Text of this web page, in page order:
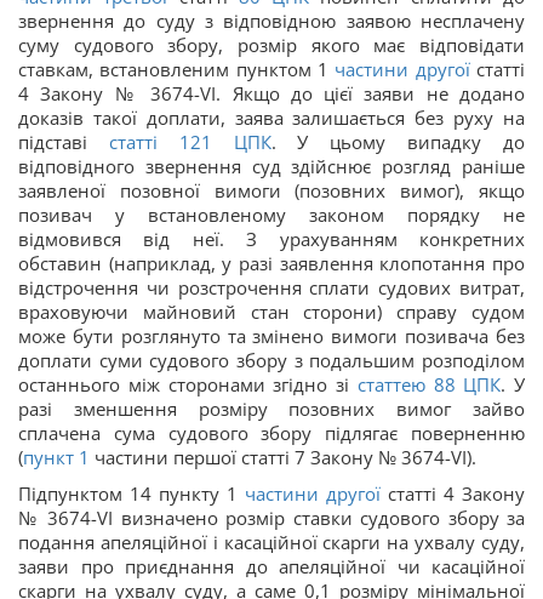
звернення до суду з відповідною заявою несплачену
суму судового збору, розмір якого має відповідати
ставкам, встановленим пунктом 1 частини другоїстатті
4 Закону № 3674-VI. Якщо до цієї заяви не додано
доказів такої доплати, заява залишається без руху на
підставі статті 121 ЦПК. У цьому випадку до
відповідного звернення суд здійснює розгляд раніше
заявленої позовної вимоги (позовних вимог), якщо
позивач у встановленому законом порядку не
відмовився від неї. З урахуванням конкретних
обставин (наприклад, у разі заявлення клопотання про
відстрочення чи розстрочення сплати судових витрат,
враховуючи майновий стан сторони) справу судом
може бути розглянуто та змінено вимоги позивача без
доплати суми судового збору з подальшим розподілом
останнього між сторонами згідно зі статтею 88 ЦПК. У
разі зменшення розміру позовних вимог зайво
сплачена сума судового збору підлягає поверненню
(пункт 1 частини першої статті 7 Закону № 3674-VI).
Підпунктом 14 пункту 1 частини другої статті 4 Закону
№ 3674-VI визначено розмір ставки судового збору за
подання апеляційної і касаційної скарги на ухвалу суду,
заяви про приєднання до апеляційної чи касаційної
скарги на ухвалу суду, а саме 0,1 розміру мінімальної